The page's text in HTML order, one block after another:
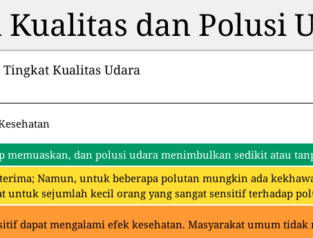
dan Polusi
Tingkat Kualitas Udara
memuaskan, dan polusi udara menimbulkan sedikit atau
Namun, untuk beberapa polutan mungkin ada
untuk sejumlah kecil orang yang sangat sensitif terhadap
dapat mengalami efek kesehatan. Masyarakat umum